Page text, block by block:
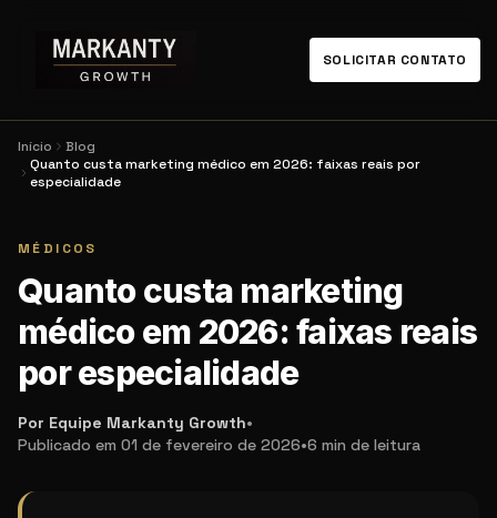
SOLICITAR CONTATO
Início
Blog
Quanto custa marketing médico em 2026: faixas reais por
especialidade
MÉDICOS
Quanto custa marketing
médico em 2026: faixas reais
por especialidade
Por Equipe Markanty Growth•
Publicado em 01 de fevereiro de 2026•6 min de leitura